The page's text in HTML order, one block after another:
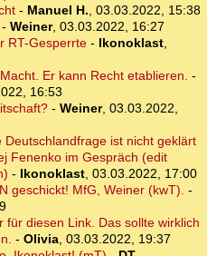
- Manuel H., 03.03.2022, 15:38
- Weiner, 03.03.2022, 16:27
RT-Gesperrte- Ikonoklast,
Er kann Recht etablieren. -
16:53
- Weiner, 03.03.2022,
Deutschlandfrage ist nicht geklärt
Fenenko im Gespräch (edit
- Ikonoklast, 03.03.2022, 17:00
geschickt! MfG, Weiner (kwT). -
für diesen Link. Das sollte wirklich
- Olivia, 03.03.2022, 19:37